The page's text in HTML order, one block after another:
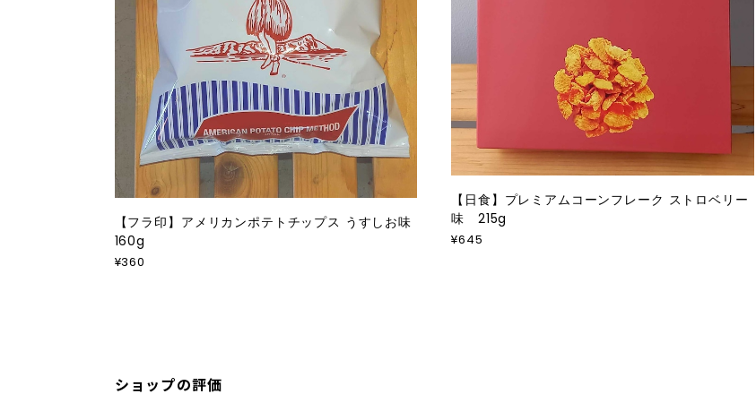
【フラ印】アメリカンポテトチップス うすしお味
160g
¥360
【日食】プレミアムコーンフレーク ストロベリー
味 215g
¥645
ショップの評価